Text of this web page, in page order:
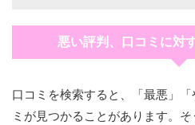
悪い評判、口コミに対
口コミを検索すると、「最悪」
ミが見つかることがあります。